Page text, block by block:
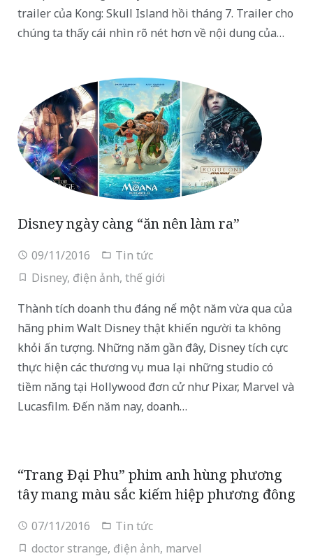
trailer của Kong: Skull Island hồi tháng 7. Trailer cho
chúng ta thấy cái nhìn rõ nét hơn về nội dung của…
Disney ngày càng “ăn nên làm ra”
09/11/2016
Tin tức
Disney, điện ảnh, thế giới
Thành tích doanh thu đáng nể một năm vừa qua của
hãng phim Walt Disney thật khiến người ta không
khỏi ấn tượng. Những năm gần đây, Disney tích cực
thực hiện các thương vụ mua lại những studio có
tiềm năng tại Hollywood đơn cử như Pixar, Marvel và
Lucasfilm. Đến năm nay, doanh…
“Trang Đại Phu” phim anh hùng phương
tây mang màu sắc kiếm hiệp phương đông
07/11/2016
Tin tức
doctor strange, điện ảnh, marvel